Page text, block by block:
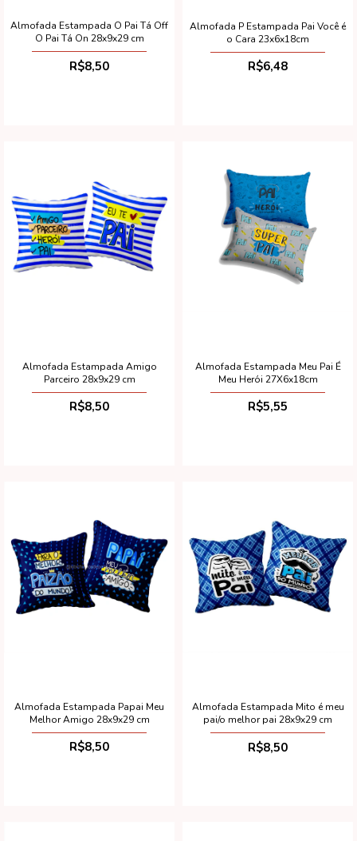
Almofada Estampada O Pai Tá Off
O Pai Tá On 28x9x29 cm
R$8,50
Almofada P Estampada Pai Você é
o Cara 23x6x18cm
R$6,48
Almofada Estampada Amigo
Parceiro 28x9x29 cm
R$8,50
Almofada Estampada Meu Pai É
Meu Herói 27X6x18cm
R$5,55
Almofada Estampada Papai Meu
Melhor Amigo 28x9x29 cm
R$8,50
Almofada Estampada Mito é meu
pai/o melhor pai 28x9x29 cm
R$8,50